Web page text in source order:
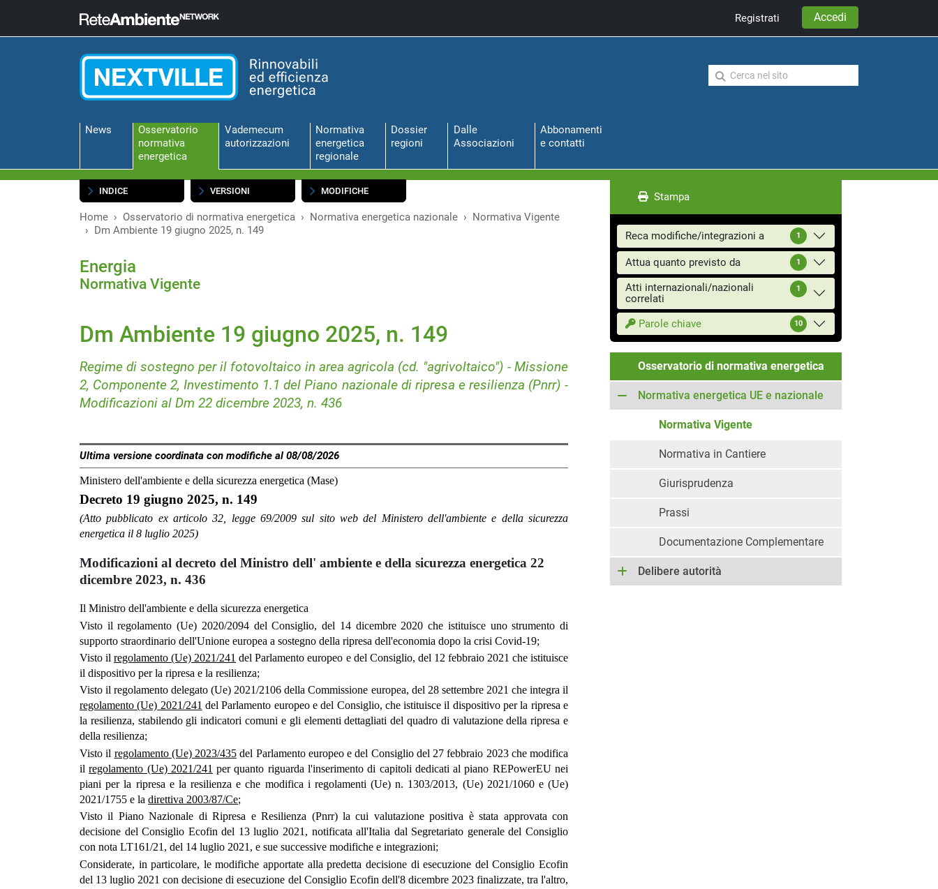
Registrati Accedi
News
Osservatorio
normativa
energetica
Vademecum
autorizzazioni
Normativa
energetica
regionale
Dossier
regioni
Dalle
Associazioni
Abbonamenti
e contatti
INDICE VERSIONI MODIFICHE
Home Osservatorio di normativa energetica Normativa energetica nazionale
Normativa Vigente
Dm Ambiente 19 giugno 2025, n. 149
Energia
Normativa Vigente
Dm Ambiente 19 giugno 2025, n. 149
Regime di sostegno per il fotovoltaico in area agricola (cd. "agrivoltaico") - Missione
2, Componente 2, Investimento 1.1 del Piano nazionale di ripresa e resilienza (Pnrr) -
Modificazioni al Dm 22 dicembre 2023, n. 436
Ultima versione coordinata con modifiche al 08/08/2026
Ministero dell'ambiente e della sicurezza energetica (Mase)
Decreto 19 giugno 2025, n. 149
(Atto pubblicato ex articolo 32, legge 69/2009 sul sito web del Ministero dell'ambiente e della sicurezza
energetica il 8 luglio 2025)
Modificazioni al decreto del Ministro dell' ambiente e della sicurezza energetica 22
dicembre 2023, n. 436
Il Ministro dell'ambiente e della sicurezza energetica
Visto il regolamento (Ue) 2020/2094 del Consiglio, del 14 dicembre 2020 che istituisce uno strumento di
supporto straordinario dell'Unione europea a sostegno della ripresa dell'economia dopo la crisi Covid-19;
Visto ilregolamento (Ue) 2021/241 del Parlamento europeo e del Consiglio, del 12 febbraio 2021 che istituisce
il dispositivo per la ripresa e la resilienza;
Visto il regolamento delegato (Ue) 2021/2106 della Commissione europea, del 28 settembre 2021 che integra il
regolamento (Ue) 2021/241 del Parlamento europeo e del Consiglio, che istituisce il dispositivo per la ripresa e
la resilienza, stabilendo gli indicatori comuni e gli elementi dettagliati del quadro di valutazione della ripresa e
della resilienza;
Visto il regolamento (Ue) 2023/435 del Parlamento europeo e del Consiglio del 27 febbraio 2023 che modifica
ilregolamento (Ue) 2021/241 per quanto riguarda l'inserimento di capitoli dedicati al piano REPowerEU nei
piani per la ripresa e la resilienza e che modifica i regolamenti (Ue) n. 1303/2013, (Ue) 2021/1060 e (Ue)
2021/1755 e la direttiva 2003/87/Ce;
Visto il Piano Nazionale di Ripresa e Resilienza (Pnrr) la cui valutazione positiva è stata approvata con
decisione del Consiglio Ecofin del 13 luglio 2021, notificata all'Italia dal Segretariato generale del Consiglio
con nota LT161/21, del 14 luglio 2021, e sue successive modifiche e integrazioni;
Considerate, in particolare, le modifiche apportate alla predetta decisione di esecuzione del Consiglio Ecofin
del 13 luglio 2021 con decisione di esecuzione del Consiglio Ecofin dell'8 dicembre 2023 finalizzate, tra l'altro,
Stampa
Reca modifiche/integrazioni a 1
Attua quanto previsto da 1
Atti internazionali/nazionali
correlati
1
Parole chiave 10
Osservatorio di normativa energetica
Normativa energetica UE e nazionale
Normativa Vigente
Normativa in Cantiere
Giurisprudenza
Prassi
Documentazione Complementare
Delibere autorità